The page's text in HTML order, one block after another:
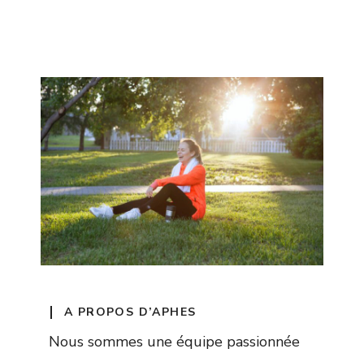
A PROPOS D’APHES
Nous sommes une équipe passionnée